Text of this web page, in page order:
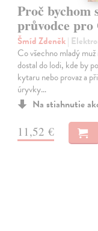
Proč bychom
průvodce
Šmíd Zdeněk|
Co všechno mladý
dostal do lodi, kde by
kytaru nebo provaz a
úryvky…
Na stiahnutie
11,52 €